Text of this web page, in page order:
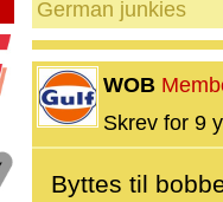
German junkies
WOB
Skrev for 9
Byttes til